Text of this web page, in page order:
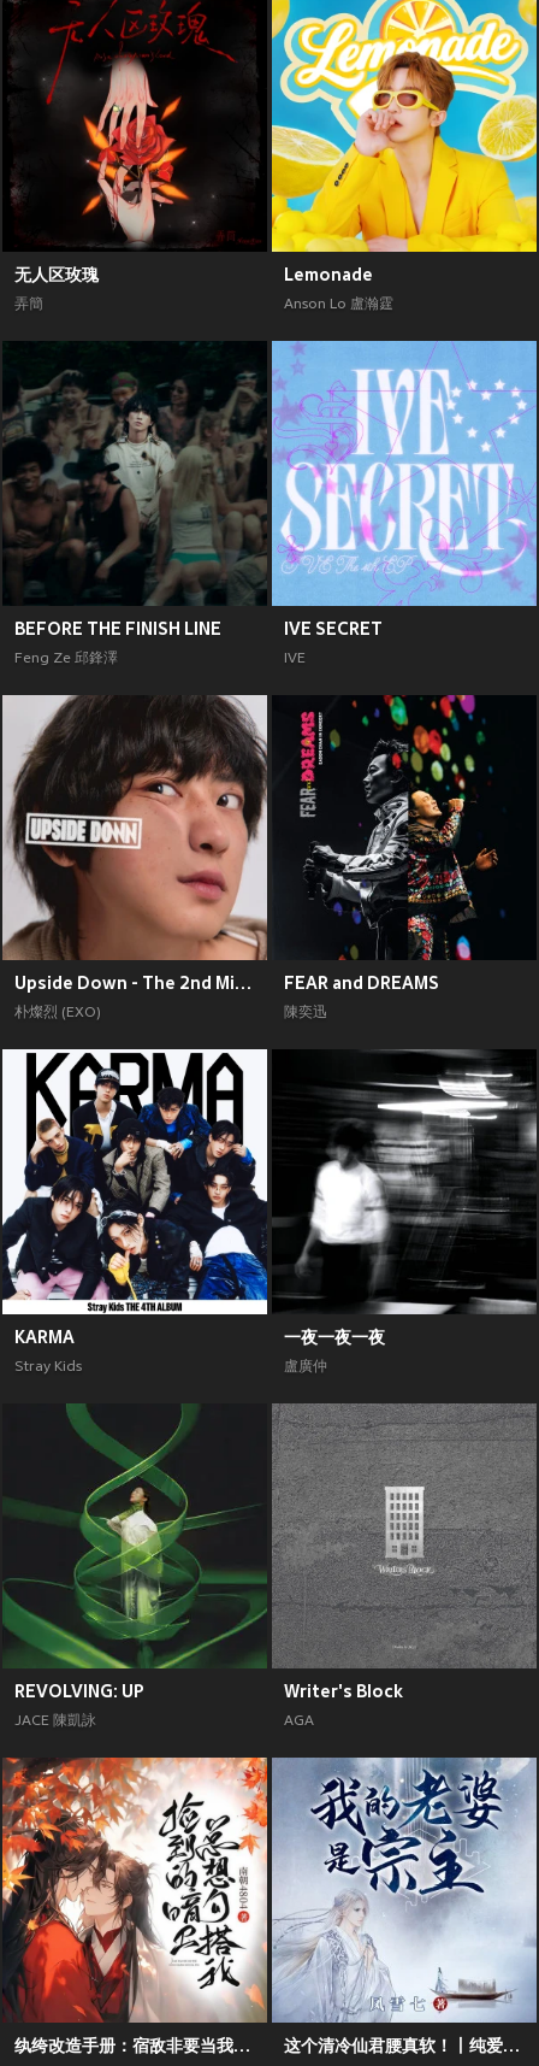
无人区玫瑰
弄簡
Lemonade
Anson Lo 盧瀚霆
BEFORE THE FINISH LINE
Feng Ze 邱鋒澤
IVE SECRET
IVE
Upside Down - The 2nd Mini Album
朴燦烈 (EXO)
FEAR and DREAMS
陳奕迅
KARMA
Stray Kids
一夜一夜一夜
盧廣仲
REVOLVING: UP
JACE 陳凱詠
Writer's Block
AGA
纨绔改造手册：宿敌非要当我的男德班主丨双男主纯爱甜宠霸道反派 这个清冷仙君腰真软！丨纯爱向丨双男主丨修仙前世今生丨追妻甜宠